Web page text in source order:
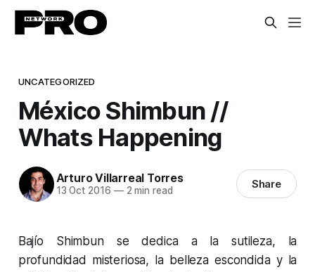
UNCATEGORIZED
México Shimbun //
Whats Happening
Arturo Villarreal Torres
13 Oct 2016 —2 min read Share
Bajío Shimbun se dedica a la sutileza, la
profundidad misteriosa, la belleza escondida y la